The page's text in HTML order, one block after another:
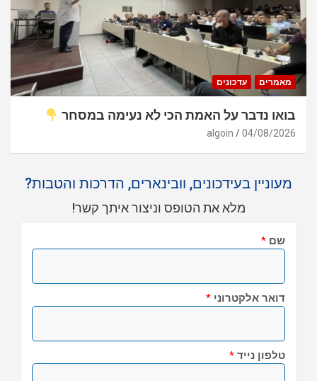
מאמרים עדכונים
בואו נדבר על האמת הכי לא נעימה במסחר
04/08/2026
algoin
מעוניין בעידכונים, וובינארים, הדרכות והטבות?
מלא את הטופס וניצור איתך קשר!
שם *
דואר אלקטרוני *
טלפון נייד *